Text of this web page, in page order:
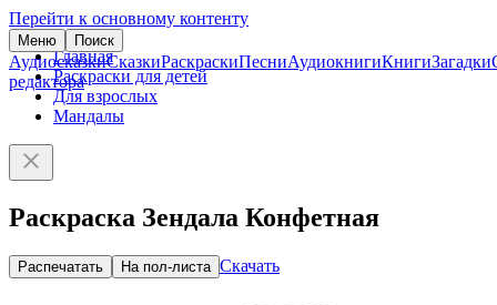
Перейти к основному контенту
Меню Поиск
АудиосказкиСказкиРаскраскиПесниАудиокнигиКнигиЗагадки
редактора
Главная
Раскраски для детей
Для взрослых
Мандалы
Раскраска Зендала Конфетная
Распечатать На пол-листа Скачать